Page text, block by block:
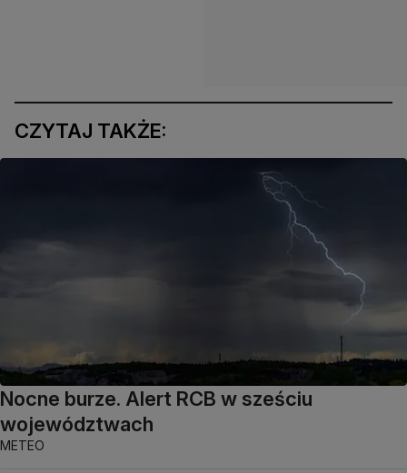
CZYTAJ TAKŻE:
Nocne burze. Alert RCB w sześciu
województwach
METEO